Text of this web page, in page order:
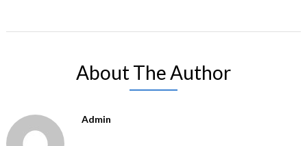
About The Author
Admin